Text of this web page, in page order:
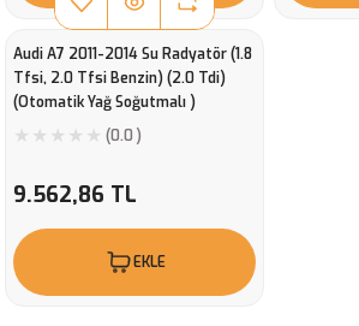
Audi A7 2011-2014 Su Radyatör (1.8
Tfsi, 2.0 Tfsi Benzin) (2.0 Tdi)
(Otomatik Yağ Soğutmalı )
(Klimalı) Valeo 735472 *
(0.0 )
9.562,86 TL
EKLE